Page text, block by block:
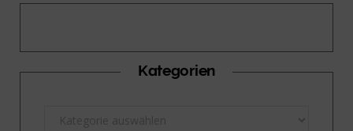
Kategorien